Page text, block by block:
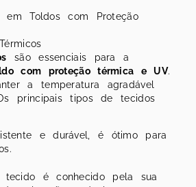
em Toldos com Proteção
são essenciais para a
com proteção térmica e UV.
a temperatura agradável
principais tipos de tecidos
e durável, é ótimo para
tecido é conhecido pela sua